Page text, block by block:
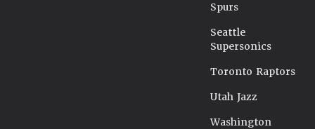
Spurs
Seattle
Supersonics
Toronto Raptors
Utah Jazz
Washington